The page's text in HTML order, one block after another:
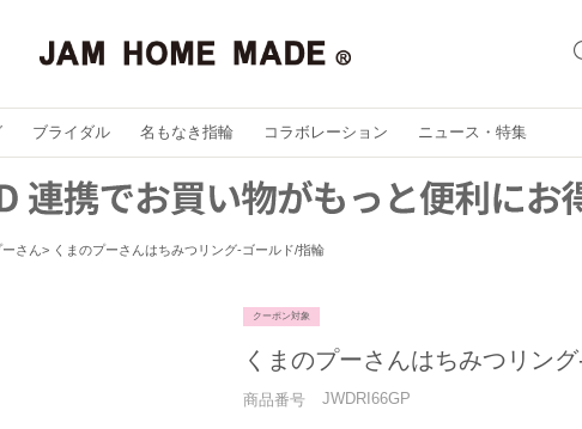
ブライダル 名もなき指輪 コラボレーション ニュース・特集
さん くまのプーさんはちみつリング-ゴールド/指輪
クーポン対象
くまのプーさんはちみつリン
商品番号 JWDRI66GP